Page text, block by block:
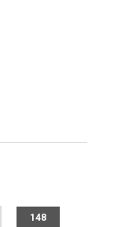
148